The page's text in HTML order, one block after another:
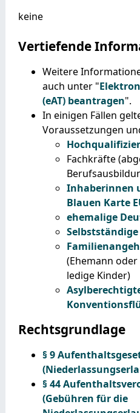
keine
Vertiefende
Weitere
auch unter "
(eAT) beantragen".
In einigen Fällen
Voraussetzungen
Fachkräfte
Inhaberinnen
Blauen Karte
ehemalige
Selbstständige
(Ehemann
ledige Kinder)
Rechtsgrundlage
§ 9
§ 44
(Gebühren für die